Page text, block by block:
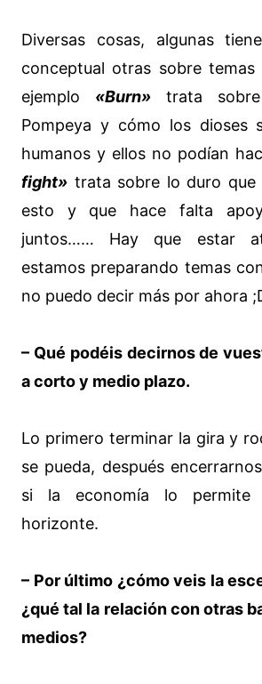
Diversas cosas, algunas
conceptual otras sobre
ejemplo «Burn» trata
Pompeya y cómo los dioses
humanos y ellos no podían
fight» trata sobre lo duro que
esto y que hace falta
juntos…… Hay que estar
estamos preparando temas
no puedo decir más por ahora
– Qué podéis decirnos de
a corto y medio plazo.
Lo primero terminar la gira y
se pueda, después
si la economía lo
horizonte.
– Por último ¿cómo veis la
¿qué tal la relación con otras
medios?